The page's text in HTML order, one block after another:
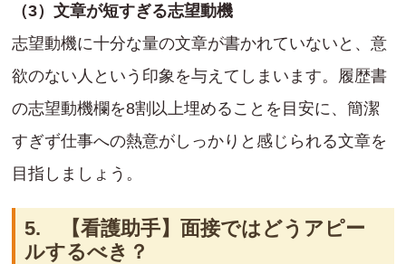
（3）文章が短すぎる志望動機
志望動機に十分な量の文章が書かれていないと、意
欲のない人という印象を与えてしまいます。履歴書
の志望動機欄を8割以上埋めることを目安に、簡潔
すぎず仕事への熱意がしっかりと感じられる文章を
目指しましょう。
5. 【看護助手】面接ではどうアピー
ルするべき？